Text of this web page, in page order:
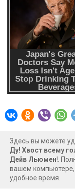
Здесь вы можете
Ду! Хвост всему
Дейв Льюмен!.
вашем компьютере,
удобное время.